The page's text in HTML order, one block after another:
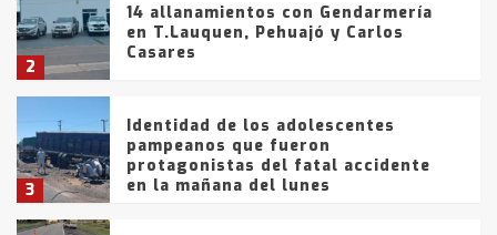
2
14 allanamientos con Gendarmería
en T.Lauquen, Pehuajó y Carlos
Casares
3
Identidad de los adolescentes
pampeanos que fueron
protagonistas del fatal accidente
en la mañana del lunes